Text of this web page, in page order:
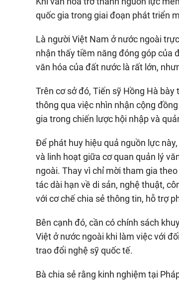
quốc gia trong giai đoạn phát triển
Là người Việt Nam ở nước ngoài
nhận thấy tiềm năng đóng góp của
văn hóa của đất nước là rất lớn,
Trên cơ sở đó, Tiến sỹ Hồng Hà
thông qua việc nhìn nhận cộng
gia trong chiến lược hội nhập và
Để phát huy hiệu quả nguồn lực
và linh hoạt giữa cơ quan quản lý
ngoài. Thay vì chỉ mời tham gia
tác dài hạn về di sản, nghệ thuật,
với cơ chế chia sẻ thông tin, hỗ trợ
Bên cạnh đó, cần có chính sách
Việt ở nước ngoài khi làm việc với
trao đổi nghệ sỹ quốc tế.
Bà chia sẻ rằng kinh nghiệm tại